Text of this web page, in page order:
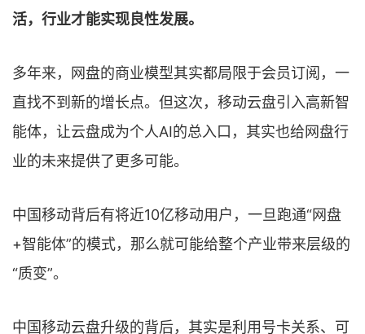
活，行业才能实现良性发展。
多年来，网盘的商业模型其实都局限于会员订阅，一
直找不到新的增长点。但这次，移动云盘引入高新智
能体，让云盘成为个人AI的总入口，其实也给网盘行
业的未来提供了更多可能。
中国移动背后有将近10亿移动用户，一旦跑通“网盘
+智能体”的模式，那么就可能给整个产业带来层级的
“质变”。
中国移动云盘升级的背后，其实是利用号卡关系、可